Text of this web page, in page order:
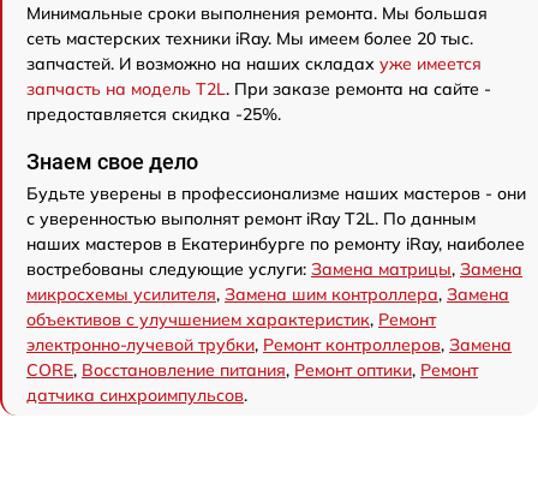
Минимальные сроки выполнения ремонта. Мы большая
сеть мастерских техники iRay. Мы имеем более 20 тыс.
запчастей. И возможно на наших складах уже имеется
запчасть на модель T2L. При заказе ремонта на сайте -
предоставляется скидка -25%.
Знаем свое дело
Будьте уверены в профессионализме наших мастеров - они
с уверенностью выполнят ремонт iRay T2L. По данным
наших мастеров в Екатеринбурге по ремонту iRay, наиболее
востребованы следующие услуги: Замена матрицы, Замена
микросхемы усилителя, Замена шим контроллера, Замена
объективов с улучшением характеристик, Ремонт
электронно-лучевой трубки, Ремонт контроллеров, Замена
CORE, Восстановление питания, Ремонт оптики, Ремонт
датчика синхроимпульсов.